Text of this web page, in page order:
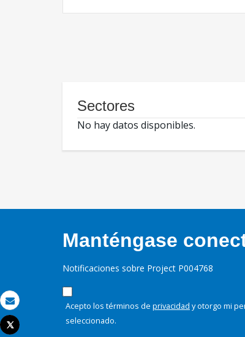
Correo electrónico
Tweet
Sectores
No hay datos disponibles.
Manténgase
Notificaciones sobre Project P004768
Acepto los términos de privacidad y otorgo mi
seleccionado.